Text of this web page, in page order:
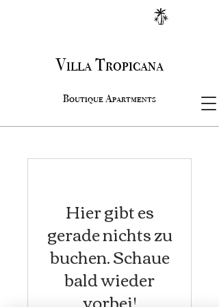
Villa Tropicana
Boutique Apartments
Hier gibt es
gerade nichts zu
buchen. Schaue
bald wieder